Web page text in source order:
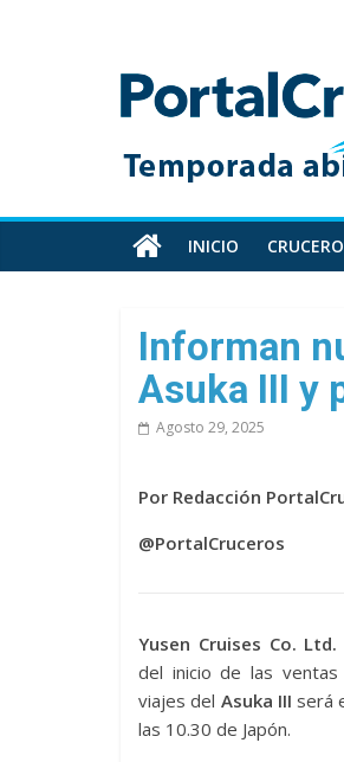
Toda
información
cruceros
en
un
sitio
INICIO
Informan
Asuka III y
Agosto 29, 2025
Por Redacción
@PortalCruceros
Yusen Cruises Co. Ltd.
del inicio de las
viajes del Asuka III será
las 10.30 de Japón.